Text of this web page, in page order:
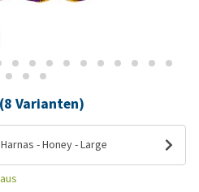
Varianten)
- Honey - Large